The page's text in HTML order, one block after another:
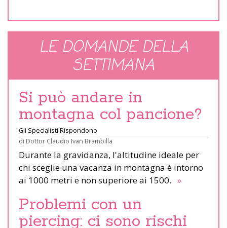
LE DOMANDE DELLA
SETTIMANA
Si può andare in
montagna col pancione?
Gli Specialisti Rispondono
di Dottor Claudio Ivan Brambilla
Durante la gravidanza, l'altitudine ideale per
chi sceglie una vacanza in montagna è intorno
ai 1000 metri e non superiore ai 1500. »
Problemi con un
piercing: ci sono rischi